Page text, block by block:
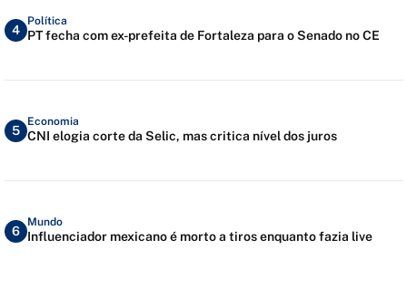
4
Política
PT fecha com ex-prefeita de Fortaleza para o Senado no CE
5
Economia
CNI elogia corte da Selic, mas critica nível dos juros
6
Mundo
Influenciador mexicano é morto a tiros enquanto fazia live